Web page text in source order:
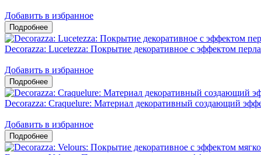
Добавить в избранное
Decorazza: Lucetezza: Покрытие декоративное с эффектом
Добавить в избранное
Decorazza: Craquelure: Материал декоративный создающий
Добавить в избранное